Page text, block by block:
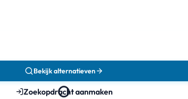
Bekijk alternatieven
Zoekopdracht aanmaken